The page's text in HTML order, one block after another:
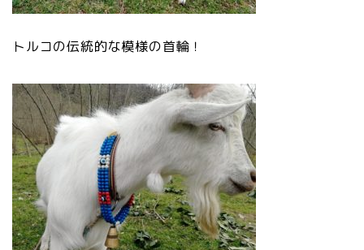
トルコの伝統的な模様の首輪！